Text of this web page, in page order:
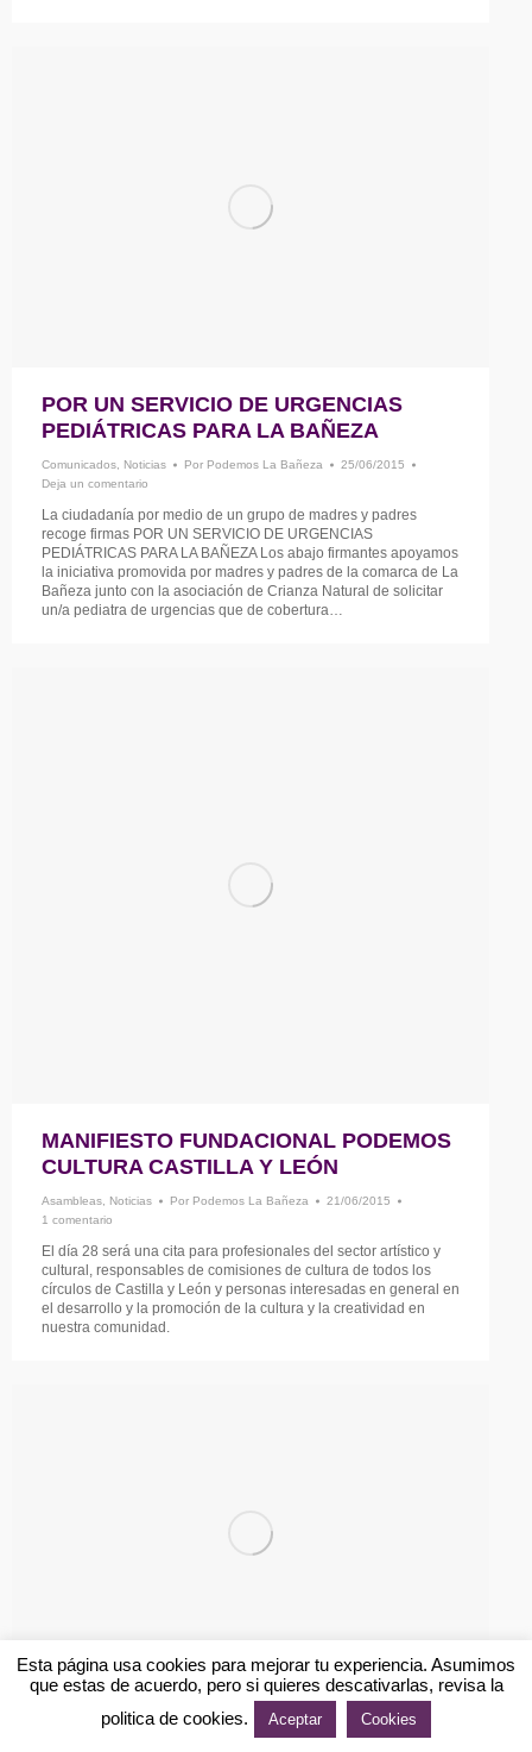
POR UN SERVICIO DE URGENCIAS
PEDIÁTRICAS PARA LA BAÑEZA
Comunicados Noticias Por Podemos La Bañeza
25/06/2015
Deja un comentario
La ciudadanía por medio de un grupo de madres y padres
recoge firmas POR UN SERVICIO DE URGENCIAS
PEDIÁTRICAS PARA LA BAÑEZA Los abajo firmantes apoyamos
la iniciativa promovida por madres y padres de la comarca de La
Bañeza junto con la asociación de Crianza Natural de solicitar
un/a pediatra de urgencias que de cobertura…
MANIFIESTO FUNDACIONAL PODEMOS
CULTURA CASTILLA Y LEÓN
Asambleas Noticias Por Podemos La Bañeza
21/06/2015
1 comentario
El día 28 será una cita para profesionales del sector artístico y
cultural, responsables de comisiones de cultura de todos los
círculos de Castilla y León y personas interesadas en general en
el desarrollo y la promoción de la cultura y la creatividad en
nuestra comunidad.
PODEMOS RECHAZA LAS MEDALLAS
Esta página usa cookies para mejorar tu experiencia. Asumimos
que estas de acuerdo, pero si quieres descativarlas, revisa la
politica de cookies.
Aceptar Cookies